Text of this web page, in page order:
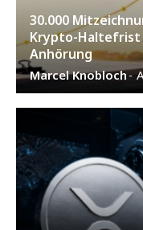
30.000
Krypto-Haltefrist
Anhörung
Marcel Knobloch-